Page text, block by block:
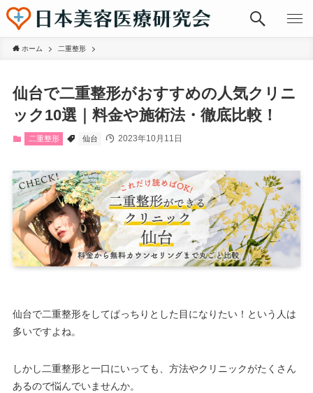
ホーム 二重整形
仙台で二重整形がおすすめの人気クリニ
ック10選｜料金や施術法・徹底比較！
二重整形 仙台 2023年10月11日
仙台で二重整形をしてぱっちりとした目になりたい！という人は
多いですよね。
しかし二重整形と一口にいっても、方法やクリニックがたくさん
あるので悩んでいませんか。